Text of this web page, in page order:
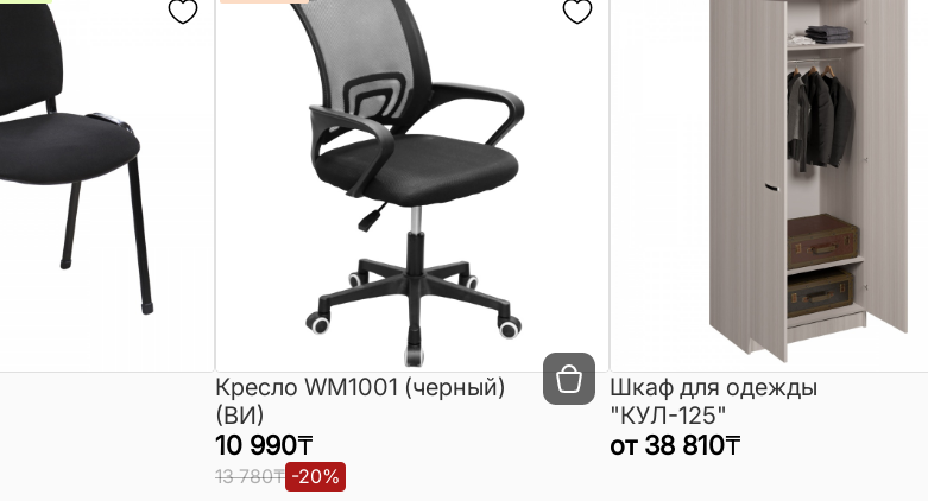
Кресло WM1001 (черный)
(ВИ)
10 990₸
13 780₸ -20%
Шкаф для одежды
"КУЛ-125"
от 38 810₸